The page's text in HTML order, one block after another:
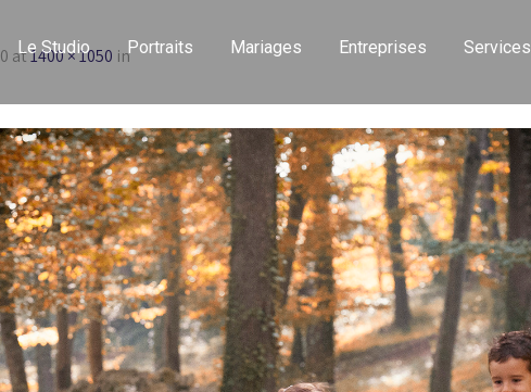
Le Studio Portraits Mariages Entreprises Services
at1400 × 1050 in